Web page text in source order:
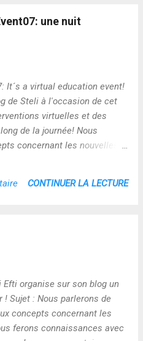
- Florence Meichel on
accessibility 20:30 - Peter
Learning 21:00 - Liz
Storage Techniques -
Zen of Studying 23:30 -
& the Impact on
une nuit
It´s a virtual education event!
de Steli à l'occasion de cet
virtuelles et des
de la journée! Nous
concernant les nouvelles
au travers des
du blog! Tout le monde
21 h30 (heure de paris)
motivés! :-) Programme des
on Decentralised Learning
19:30 - Jon Bennett on
- Florence Meichel on
accessibilit...
CONTINUER LA LECTURE
Efti organise sur son blog un
! Sujet : Nous parlerons de
concepts concernant les
ferons connaissances avec